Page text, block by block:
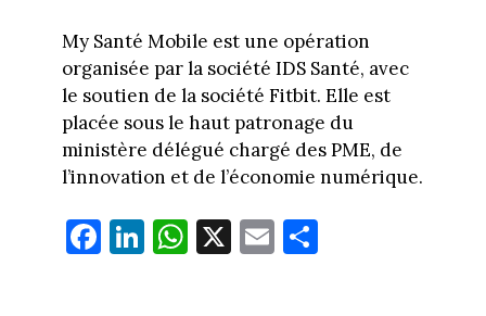
My Santé Mobile est une opération
organisée par la société IDS Santé, avec
le soutien de la société Fitbit. Elle est
placée sous le haut patronage du
ministère délégué chargé des PME, de
l’innovation et de l’économie numérique.
Fa
ce
Li
nk
W
ha
X E
m
Pa
rt